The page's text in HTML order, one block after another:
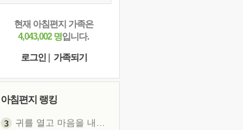
현재 아침편지 가족은
4,043,002 명입니다.
로그인
가족되기
아침편지 랭킹
귀를 열고 마음을 내어주고